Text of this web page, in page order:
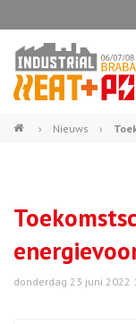
› Nieuws ›
donderdag 23 juni 2022